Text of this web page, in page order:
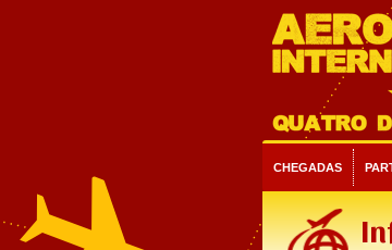
CHEGADAS